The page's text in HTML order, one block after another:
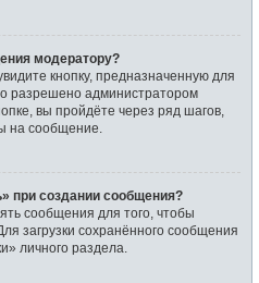
модератору?
кнопку, предназначенную для
разрешено администратором
вы пройдёте через ряд шагов,
на сообщение.
при создании сообщения?
сообщения для того, чтобы
загрузки сохранённого сообщения
личного раздела.